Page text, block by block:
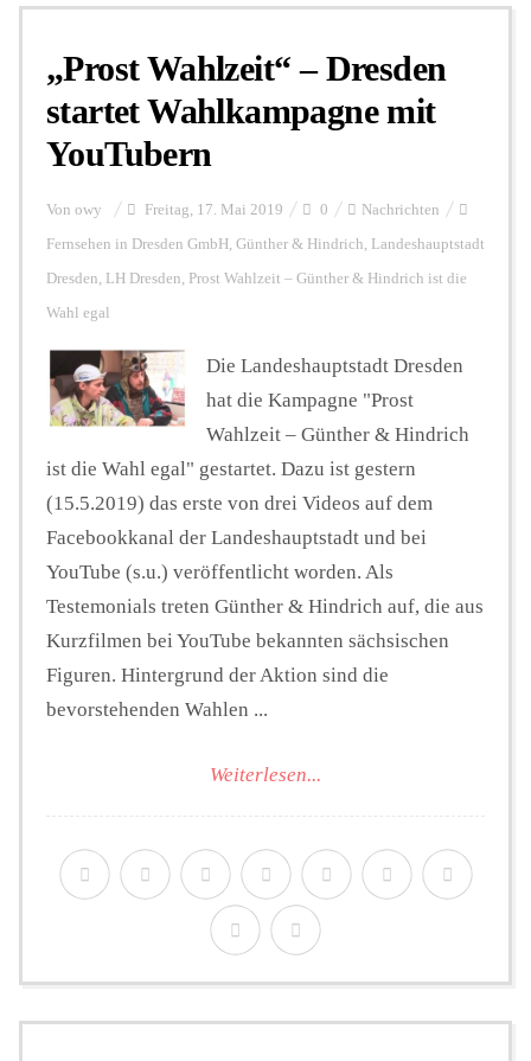
Personalien
Hintergrund
FUNKTURM-Beiträge
Seminare
Unterstützen
„Prost Wahlzeit“ – Dresden
startet Wahlkampagne mit
YouTubern
Von owy Freitag, 17. Mai 2019 0 Nachrichten
Fernsehen in Dresden GmbH, Günther & Hindrich, Landeshauptstadt
Dresden, LH Dresden, Prost Wahlzeit – Günther & Hindrich ist die
Wahl egal
Die Landeshauptstadt Dresden
hat die Kampagne "Prost
Wahlzeit – Günther & Hindrich
ist die Wahl egal" gestartet. Dazu ist gestern
(15.5.2019) das erste von drei Videos auf dem
Facebookkanal der Landeshauptstadt und bei
YouTube (s.u.) veröffentlicht worden. Als
Testemonials treten Günther & Hindrich auf, die aus
Kurzfilmen bei YouTube bekannten sächsischen
Figuren. Hintergrund der Aktion sind die
bevorstehenden Wahlen ...
Weiterlesen...